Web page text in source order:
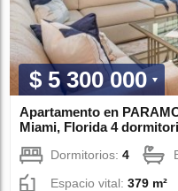
$ 5 300 000
Apartamento en
Miami, Florida 4
Dormitorios:4
Espacio vital:379 m²